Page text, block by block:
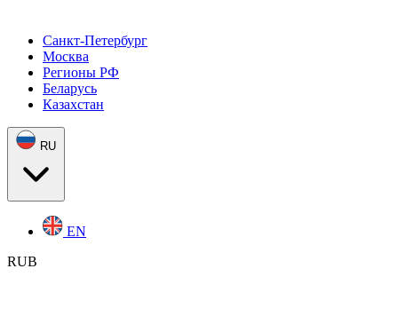
Санкт-Петербург
Москва
Регионы РФ
Беларусь
Казахстан
RU
EN
RUB